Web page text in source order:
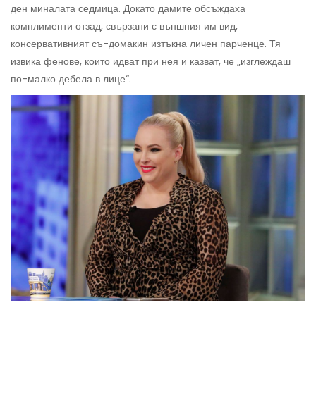
ден миналата седмица. Докато дамите обсъждаха
комплименти отзад, свързани с външния им вид,
консервативният съ-домакин изтъкна личен парченце. Тя
извика фенове, които идват при нея и казват, че „изглеждаш
по-малко дебела в лице“.